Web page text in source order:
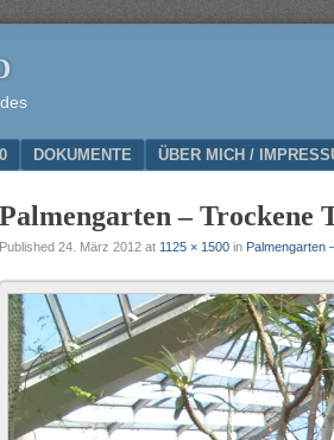
DOKUMENTE ÜBER MICH /
Palmengarten – Trockene
Published 24. März 2012 at 1125 × 1500 in Palmengarten